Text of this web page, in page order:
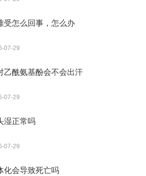
受怎么回事，怎么办
07-29
乙酰氨基酚会不会出汗
07-29
湿正常吗
07-29
化会导致死亡吗